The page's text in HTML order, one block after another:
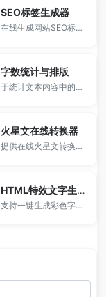
SEO标签生成器
在线生成网站SEO标题、关键词和描述，帮助快速优化网站SEO设置，提高搜索引擎排名。
字数统计与排版
于统计文本内容中的字符总数、中文字符数、英文单词数、标点符号数量等，可以简单方便的帮你统计文章或Word文档的字符个数，同时还具有一键排版整理功能。
火星文在线转换器
提供在线火星文转换器、在线转换火星文、火星文转为简体、也可以通过繁简体转为火星文！
HTML特效文字生成器
支持一键生成彩色字体、HTML文字代码、多样字体样式效果。